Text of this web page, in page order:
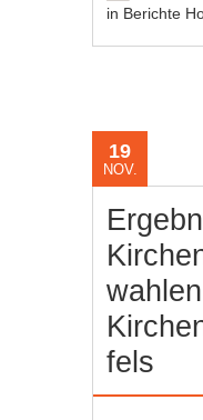
in Berichte
19
NOV.
fels